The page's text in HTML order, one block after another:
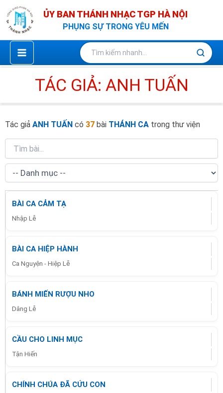
Nhảy
tới
nội
dung
ỦY BAN THÁNH NHẠC TGP HÀ NỘI
PHỤNG SỰ TRONG YÊU MẾN
TÁC GIẢ: ANH TUẤN
Tác giả ANH TUẤN có 37 bài THÁNH CA trong thư viện
BÀI CA CẢM TẠ
Nhập Lễ
BÀI CA HIỆP HÀNH
Ca Nguyện - Hiệp Lễ
BÁNH MIẾN RƯỢU NHO
Dâng Lễ
CẦU CHO LINH MỤC
Tận Hiến
CHÍNH CHÚA ĐÃ CỨU CON